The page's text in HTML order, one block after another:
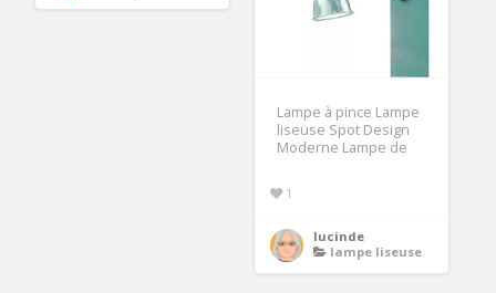
Lampe à pince Lampe
liseuse Spot Design
Moderne Lampe de
1
lucinde
lampe liseuse